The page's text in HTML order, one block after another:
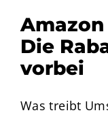
Amazon
Die
vorbei
Was treibt